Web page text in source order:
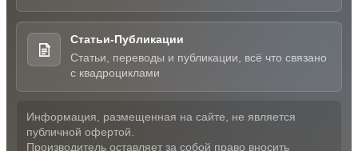
Статьи-Публикации
Статьи, переводы и публикации, всё что связано
с квадроциклами
Информация, размещенная на сайте, не является
публичной офертой.
Производитель оставляет за собой право вносить